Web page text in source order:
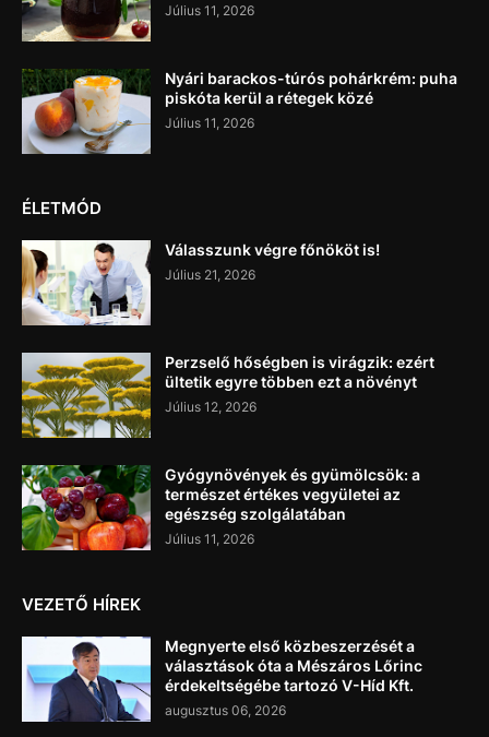
Július 11, 2026
Nyári barackos-túrós pohárkrém: puha
piskóta kerül a rétegek közé
Július 11, 2026
ÉLETMÓD
Válasszunk végre főnököt is!
Július 21, 2026
Perzselő hőségben is virágzik: ezért
ültetik egyre többen ezt a növényt
Július 12, 2026
Gyógynövények és gyümölcsök: a
természet értékes vegyületei az
egészség szolgálatában
Július 11, 2026
VEZETŐ HÍREK
Megnyerte első közbeszerzését a
választások óta a Mészáros Lőrinc
érdekeltségébe tartozó V-Híd Kft.
augusztus 06, 2026